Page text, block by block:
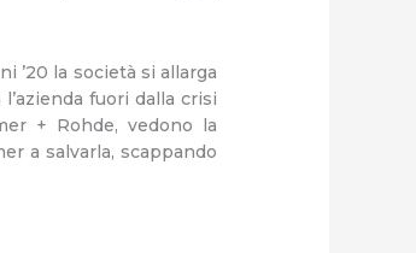
’20 la società si allarga
fuori dalla crisi
+ Rohde, vedono la
a salvarla, scappando